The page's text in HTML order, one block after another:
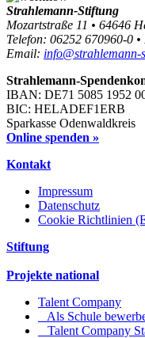
Strahlemann-Stiftung
Mozartstraße 11 • 64646
Telefon: 06252 670960-0
Email: info@strahlemann-
Strahlemann-
IBAN: DE71 5085 1952
BIC: HELADEF1ERB
Sparkasse Odenwaldkreis
Online spenden »
Kontakt
Impressum
Datenschutz
Cookie Richtlinien
Stiftung
Projekte national
Talent Company
Als Schule
Talent Company